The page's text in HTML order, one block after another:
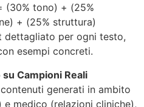
(30% tono) + (25%
+ (25% struttura)
dettagliato per ogni testo,
esempi concreti.
Campioni Reali
generati in ambito
medico (relazioni cliniche),